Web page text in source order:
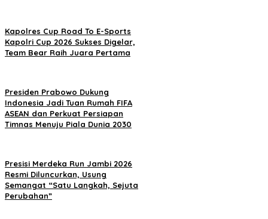
Kapolres Cup Road To E-Sports
Kapolri Cup 2026 Sukses Digelar,
Team Bear Raih Juara Pertama
Presiden Prabowo Dukung
Indonesia Jadi Tuan Rumah FIFA
ASEAN dan Perkuat Persiapan
Timnas Menuju Piala Dunia 2030
Presisi Merdeka Run Jambi 2026
Resmi Diluncurkan, Usung
Semangat “Satu Langkah, Sejuta
Perubahan”